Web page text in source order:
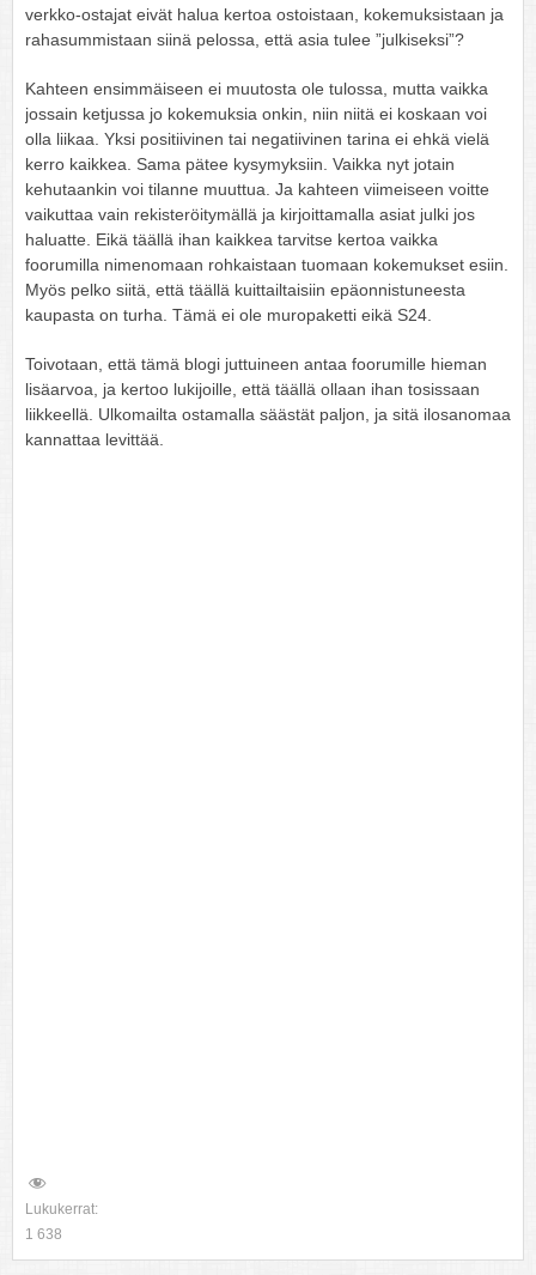
verkko-ostajat eivät halua kertoa ostoistaan, kokemuksistaan ja
rahasummistaan siinä pelossa, että asia tulee ”julkiseksi”?
Kahteen ensimmäiseen ei muutosta ole tulossa, mutta vaikka
jossain ketjussa jo kokemuksia onkin, niin niitä ei koskaan voi
olla liikaa. Yksi positiivinen tai negatiivinen tarina ei ehkä vielä
kerro kaikkea. Sama pätee kysymyksiin. Vaikka nyt jotain
kehutaankin voi tilanne muuttua. Ja kahteen viimeiseen voitte
vaikuttaa vain rekisteröitymällä ja kirjoittamalla asiat julki jos
haluatte. Eikä täällä ihan kaikkea tarvitse kertoa vaikka
foorumilla nimenomaan rohkaistaan tuomaan kokemukset esiin.
Myös pelko siitä, että täällä kuittailtaisiin epäonnistuneesta
kaupasta on turha. Tämä ei ole muropaketti eikä S24.
Toivotaan, että tämä blogi juttuineen antaa foorumille hieman
lisäarvoa, ja kertoo lukijoille, että täällä ollaan ihan tosissaan
liikkeellä. Ulkomailta ostamalla säästät paljon, ja sitä ilosanomaa
kannattaa levittää.
Lukukerrat:
1 638